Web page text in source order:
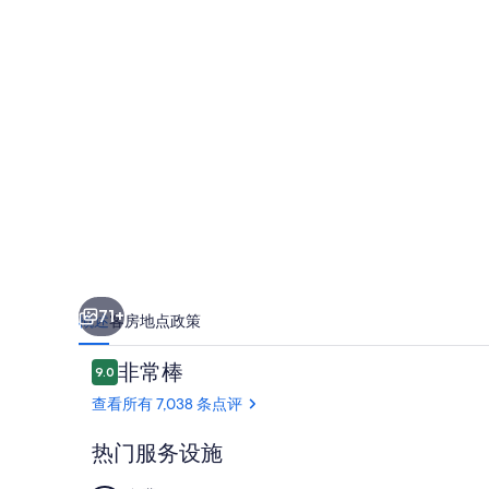
酒
店
的
照
片
库
71+
概述客房地点政策
点
评
9.09.0/10
非常棒
查看所有 7,038 条点评
热门服务设施